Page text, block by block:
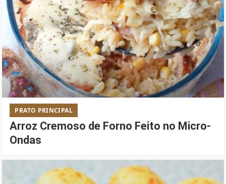
PRATO PRINCIPAL
Arroz Cremoso de Forno Feito no Micro-
Ondas